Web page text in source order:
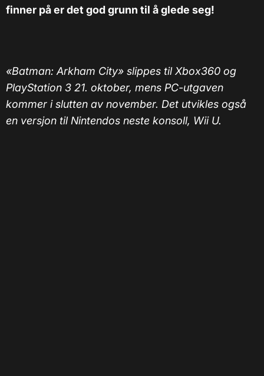
finner på er det god grunn til å glede seg!
«Batman: Arkham City» slippes til Xbox360 og
PlayStation 3 21. oktober, mens PC-utgaven
kommer i slutten av november. Det utvikles også
en versjon til Nintendos neste konsoll, Wii U.